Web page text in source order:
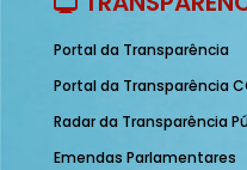
Portal da Transparência
Portal da Transparência
Radar da Transparência
Emendas Parlamentares